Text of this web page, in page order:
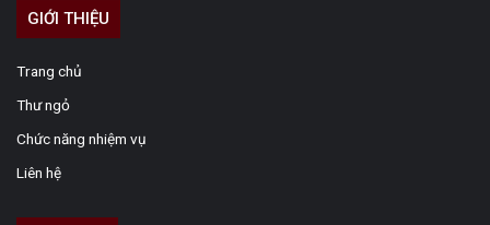
GIỚI THIỆU
Trang chủ
Thư ngỏ
Chức năng nhiệm vụ
Liên hệ